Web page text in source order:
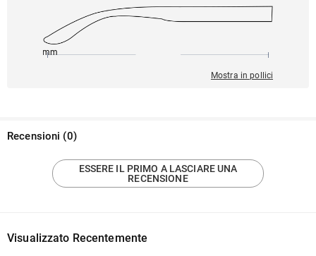
145mm
Mostra in pollici
Recensioni (0)
ESSERE IL PRIMO A LASCIARE UNA
RECENSIONE
Visualizzato Recentemente